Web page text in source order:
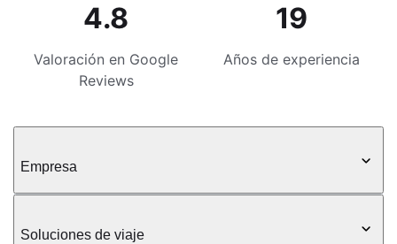
4.8
Valoración en Google
Reviews
19
Años de experiencia
Empresa
Soluciones de viaje